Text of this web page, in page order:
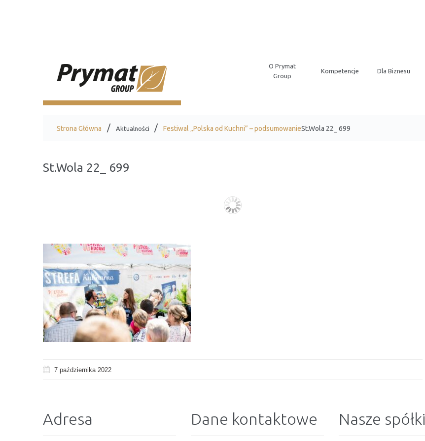
O Prymat
Group
Kompetencje Dla Biznesu
Strona Główna Aktualności Festiwal „Polska od Kuchni” – podsumowanieSt.Wola 22_ 699
St.Wola 22_ 699
7 października 2022
Adresa Dane kontaktowe Nasze spółki